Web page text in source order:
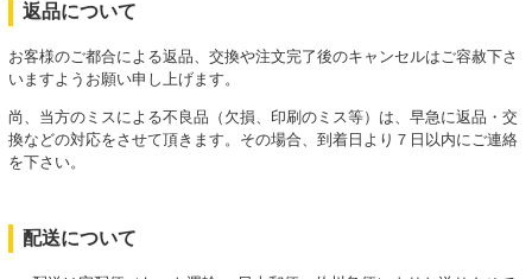
返品について
お客様のご都合による返品、交換や注文完了後のキャンセルはご容赦下さ
いますようお願い申し上げます。
尚、当方のミスによる不良品（欠損、印刷のミス等）は、早急に返品・交
換などの対応をさせて頂きます。その場合、到着日より７日以内にご連絡
を下さい。
配送について